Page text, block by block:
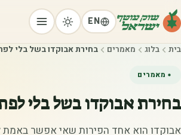
EN
בית בלוג מאמרים בחירת אבוקדו בשל בלי
מאמרים
בחירת אבוקדו בשל בלי
אבוקדו הוא אחד הפירות שאי אפשר באמת